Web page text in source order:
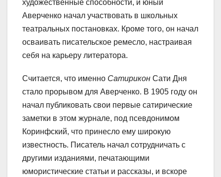
художественные способности, и юный
Аверченко начал участвовать в школьных
театральных постановках. Кроме того, он начал
осваивать писательское ремесло, настраивая
себя на карьеру литератора.
Считается, что именно Сатирикон Сати Дня
стало прорывом для Аверченко. В 1905 году он
начал публиковать свои первые сатирические
заметки в этом журнале, под псевдонимом
Коринфский, что принесло ему широкую
известность. Писатель начал сотрудничать с
другими изданиями, печатающими
юмористические статьи и рассказы, и вскоре